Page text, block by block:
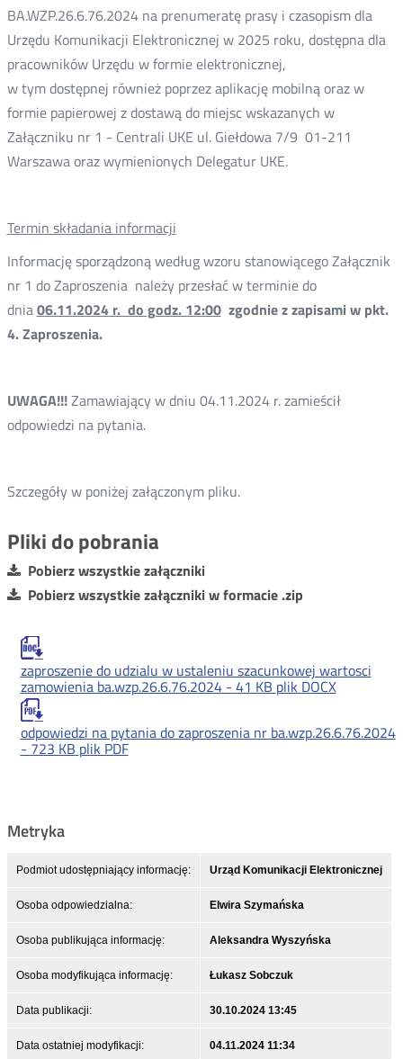
BA.WZP.26.6.76.2024 na prenumeratę prasy i czasopism dla
Urzędu Komunikacji Elektronicznej w 2025 roku, dostępna dla
pracowników Urzędu w formie elektronicznej,
w tym dostępnej również poprzez aplikację mobilną oraz w
formie papierowej z dostawą do miejsc wskazanych w
Załączniku nr 1 - Centrali UKE ul. Giełdowa 7/9 01-211
Warszawa oraz wymienionych Delegatur UKE.
Termin składania informacji
Informację sporządzoną według wzoru stanowiącego Załącznik
nr 1 do Zaproszenia należy przesłać w terminie do
dnia06.11.2024 r. do godz. 12:00zgodnie z zapisami w pkt.
4. Zaproszenia.
UWAGA!!!Zamawiający w dniu 04.11.2024 r. zamieścił
odpowiedzi na pytania.
Szczegóły w poniżej załączonym pliku.
Pliki do pobrania
Pobierz wszystkie załączniki
Pobierz wszystkie załączniki w formacie .zip
zaproszenie do udzialu w ustaleniu szacunkowej wartosci
zamowienia ba.wzp.26.6.76.2024 - 41 KB plik DOCX
odpowiedzi na pytania do zaproszenia nr ba.wzp.26.6.76.2024
- 723 KB plik PDF
Metryka
Podmiot udostępniający informację: Urząd Komunikacji Elektronicznej
Osoba odpowiedzialna: Elwira Szymańska
Osoba publikująca informację: Aleksandra Wyszyńska
Osoba modyfikująca informację: Łukasz Sobczuk
Data publikacji: 30.10.2024 13:45
Data ostatniej modyfikacji: 04.11.2024 11:34